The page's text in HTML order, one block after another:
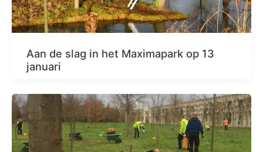
Aan de slag in het Maximapark op 13
januari